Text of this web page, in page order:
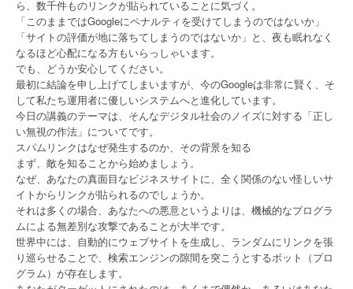
ら、数千件ものリンクが貼られていることに気づく。
「このままではGoogleにペナルティを受けてしまうのではないか」
「サイトの評価が地に落ちてしまうのではないか」と、夜も眠れなく
なるほど心配になる方もいらっしゃいます。
でも、どうか安心してください。
最初に結論を申し上げてしまいますが、今のGoogleは非常に賢く、そ
して私たち運用者に優しいシステムへと進化しています。
今日の講義のテーマは、そんなデジタル社会のノイズに対する「正し
い無視の作法」についてです。
スパムリンクはなぜ発生するのか、その背景を知る
まず、敵を知ることから始めましょう。
なぜ、あなたの真面目なビジネスサイトに、全く関係のない怪しいサ
イトからリンクが貼られるのでしょうか。
それは多くの場合、あなたへの悪意というよりは、機械的なプログラ
ムによる無差別な攻撃であることが大半です。
世界中には、自動的にウェブサイトを生成し、ランダムにリンクを張
り巡らせることで、検索エンジンの隙間を突こうとするボット（プロ
グラム）が存在します。